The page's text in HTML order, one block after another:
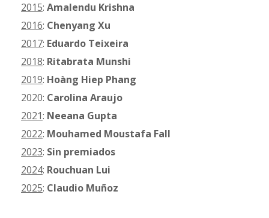
2015: Amalendu Krishna
2016: Chenyang Xu
2017: Eduardo Teixeira
2018: Ritabrata Munshi
2019: Hoàng Hiep Phang
2020: Carolina Araujo
2021: Neeana Gupta
2022: Mouhamed Moustafa Fall
2023: Sin premiados
2024: Rouchuan Lui
2025: Claudio Muñoz